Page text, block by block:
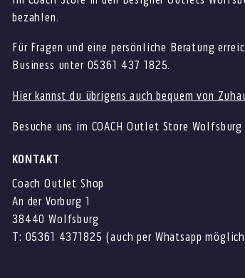
bezahlen.
Für Fragen und eine persönliche Beratung
Business unter 05361 437 1825.
Hier kannst du übrigens auch bequem von
Besuche uns im COACH Outlet Store
KONTAKT
Coach Outlet Shop
An der Vorburg 1
38440 Wolfsburg
T: 05361 4371825 (auch per Whatsapp